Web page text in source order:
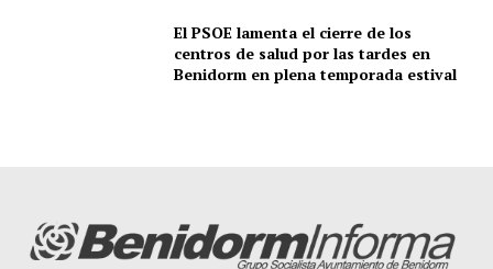
El PSOE lamenta el cierre de los
centros de salud por las tardes en
Benidorm en plena temporada estival